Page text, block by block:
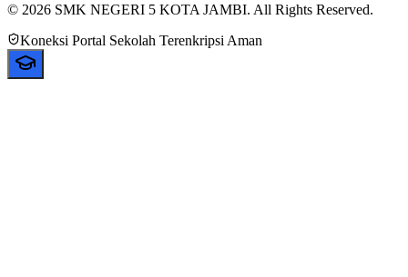
© 2026 SMK NEGERI 5 KOTA JAMBI. All Rights Reserved.
Koneksi Portal Sekolah Terenkripsi Aman